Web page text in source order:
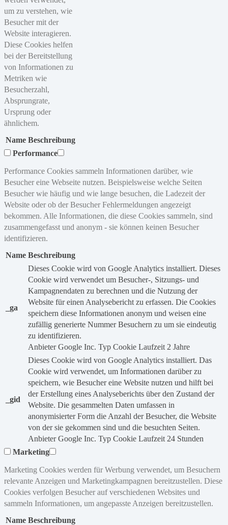
um zu verstehen, wie
Besucher mit der
Website interagieren.
Diese Cookies helfen
bei der Bereitstellung
von Informationen zu
Metriken wie
Besucherzahl,
Absprungrate,
Ursprung oder
ähnlichem.
Name Beschreibung
Performance
Performance Cookies sammeln Informationen darüber, wie
Besucher eine Webseite nutzen. Beispielsweise welche Seiten
Besucher wie häufig und wie lange besuchen, die Ladezeit der
Website oder ob der Besucher Fehlermeldungen angezeigt
bekommen. Alle Informationen, die diese Cookies sammeln, sind
zusammengefasst und anonym - sie können keinen Besucher
identifizieren.
Name Beschreibung
_ga
Dieses Cookie wird von Google Analytics installiert. Dieses
Cookie wird verwendet um Besucher-, Sitzungs- und
Kampagnendaten zu berechnen und die Nutzung der
Website für einen Analysebericht zu erfassen. Die Cookies
speichern diese Informationen anonym und weisen eine
zufällig generierte Nummer Besuchern zu um sie eindeutig
zu identifizieren.
Anbieter Google Inc. Typ Cookie Laufzeit 2 Jahre
_gid
Dieses Cookie wird von Google Analytics installiert. Das
Cookie wird verwendet, um Informationen darüber zu
speichern, wie Besucher eine Website nutzen und hilft bei
der Erstellung eines Analyseberichts über den Zustand der
Website. Die gesammelten Daten umfassen in
anonymisierter Form die Anzahl der Besucher, die Website
von der sie gekommen sind und die besuchten Seiten.
Anbieter Google Inc. Typ Cookie Laufzeit 24 Stunden
Marketing
Marketing Cookies werden für Werbung verwendet, um Besuchern
relevante Anzeigen und Marketingkampagnen bereitzustellen. Diese
Cookies verfolgen Besucher auf verschiedenen Websites und
sammeln Informationen, um angepasste Anzeigen bereitzustellen.
Name Beschreibung